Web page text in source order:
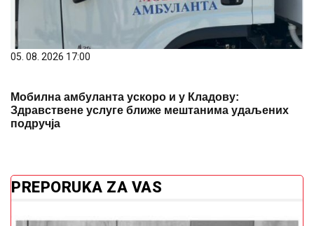
05. 08. 2026 17:00
Мобилна амбуланта ускоро и у Кладову:
Здравствене услуге ближе мештанима удаљених
подручја
PREPORUKA ZA VAS